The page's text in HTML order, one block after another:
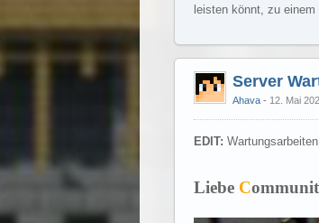
leisten könnt, zu
Server
Ahava 12. Mai
EDIT:
Liebe C